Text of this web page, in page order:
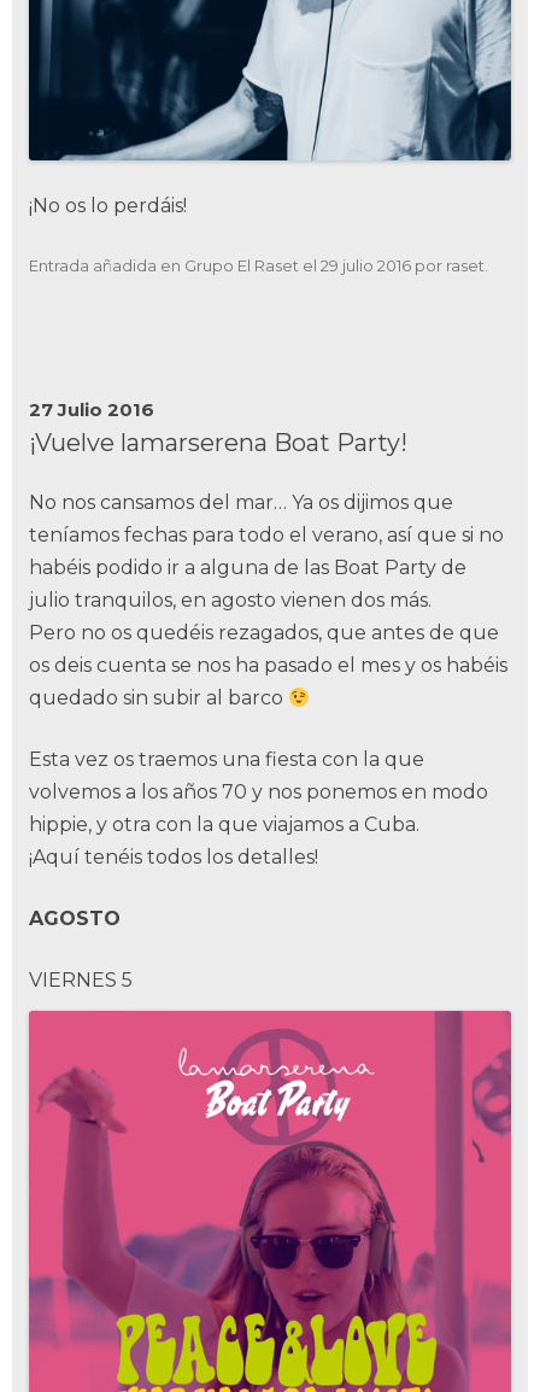
¡No os lo perdáis!
Entrada añadida en Grupo El Raset el 29 julio 2016 por raset.
27 Julio 2016
¡Vuelve lamarserena Boat Party!
No nos cansamos del mar… Ya os dijimos que
teníamos fechas para todo el verano, así que si no
habéis podido ir a alguna de las Boat Party de
julio tranquilos, en agosto vienen dos más.
Pero no os quedéis rezagados, que antes de que
os deis cuenta se nos ha pasado el mes y os habéis
quedado sin subir al barco
Esta vez os traemos una fiesta con la que
volvemos a los años 70 y nos ponemos en modo
hippie, y otra con la que viajamos a Cuba.
¡Aquí tenéis todos los detalles!
AGOSTO
VIERNES 5